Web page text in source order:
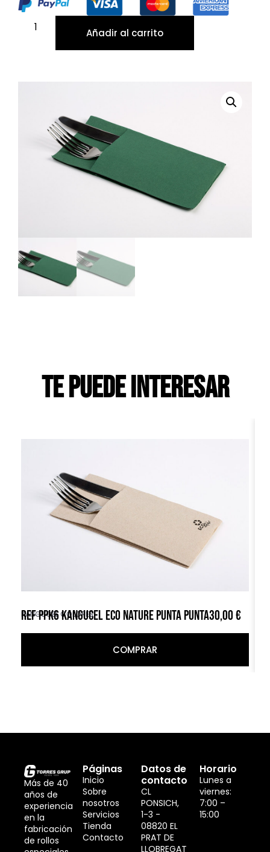
Añadir al carrito
Te puede interesar
KANGUCEL COLORES
REF PPK6 KANGUCEL ECO NATURE PUNTA PUNTA30,00€
COMPRAR
Más de 40
años de
experiencia
en la
fabricación
de rollos
Páginas
Inicio
Sobre
nosotros
Servicios
Tienda
Contacto
Datos de
contacto
CL
PONSICH,
1-3 -
08820 EL
PRAT DE
LLOBREGAT
Horario
Lunes a
viernes:
7:00 –
15:00